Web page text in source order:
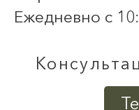
Ежедневно с